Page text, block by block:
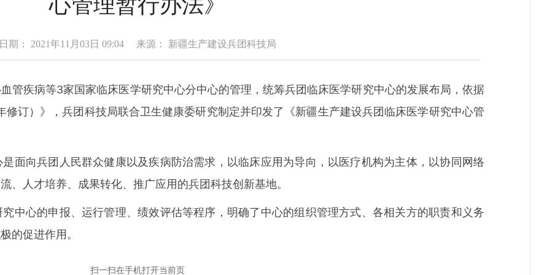
心管理暂行办法》
期： 2021年11月03日 09:04 来源： 新疆生产建设兵团科技局
疾病等3家国家临床医学研究中心分中心的管理，统筹兵团临床医学研究中心的发展布局，依据
订）》，兵团科技局联合卫生健康委研究制定并印发了《新疆生产建设兵团临床医学研究中心管
向兵团人民群众健康以及疾病防治需求，以临床应用为导向，以医疗机构为主体，以协同网络
、人才培养、成果转化、推广应用的兵团科技创新基地。
心的申报、运行管理、绩效评估等程序，明确了中心的组织管理方式、各相关方的职责和义务
的促进作用。
扫一扫在手机打开当前页